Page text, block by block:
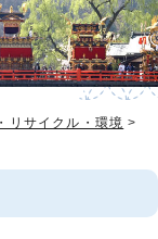
リサイクル・環境 >